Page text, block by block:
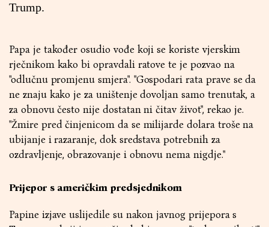
Trump.
Papa je također osudio vođe koji se koriste vjerskim
rječnikom kako bi opravdali ratove te je pozvao na
"odlučnu promjenu smjera". "Gospodari rata prave se da
ne znaju kako je za uništenje dovoljan samo trenutak, a
za obnovu često nije dostatan ni čitav život", rekao je.
"Žmire pred činjenicom da se milijarde dolara troše na
ubijanje i razaranje, dok sredstava potrebnih za
ozdravljenje, obrazovanje i obnovu nema nigdje."
Prijepor s američkim predsjednikom
Papine izjave uslijedile su nakon javnog prijepora s